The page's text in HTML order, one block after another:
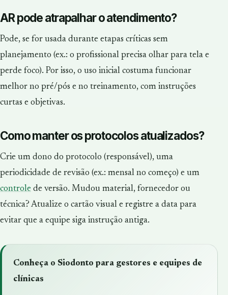
AR pode atrapalhar o atendimento?
Pode, se for usada durante etapas críticas sem
planejamento (ex.: o profissional precisa olhar para tela e
perde foco). Por isso, o uso inicial costuma funcionar
melhor no pré/pós e no treinamento, com instruções
curtas e objetivas.
Como manter os protocolos atualizados?
Crie um dono do protocolo (responsável), uma
periodicidade de revisão (ex.: mensal no começo) e um
controle de versão. Mudou material, fornecedor ou
técnica? Atualize o cartão visual e registre a data para
evitar que a equipe siga instrução antiga.
Conheça o Siodonto para gestores e equipes de
clínicas